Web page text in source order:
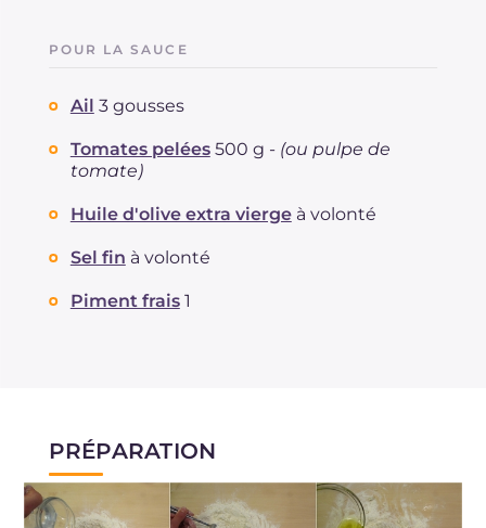
POUR LA SAUCE
Ail 3 gousses
Tomates pelées 500 g - (ou pulpe de
tomate)
Huile d'olive extra vierge à volonté
Sel fin à volonté
Piment frais 1
PRÉPARATION